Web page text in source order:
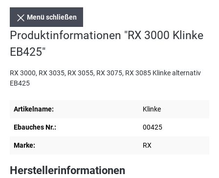
Menü schließen
Produktinformationen "RX 3000 Klinke
EB425"
RX 3000, RX 3035, RX 3055, RX 3075, RX 3085 Klinke alternativ
EB425
Artikelname: Klinke
Ebauches Nr.: 00425
Marke: RX
Herstellerinformationen